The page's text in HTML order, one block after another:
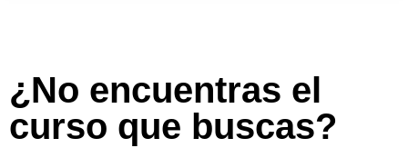
¿No encuentras el
curso que buscas?